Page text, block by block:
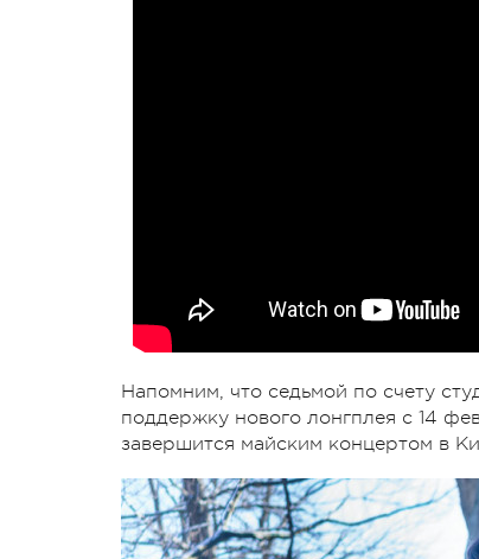
Напомним, что седьмой по счету
поддержку нового лонгплея с 14
завершится майским концертом в